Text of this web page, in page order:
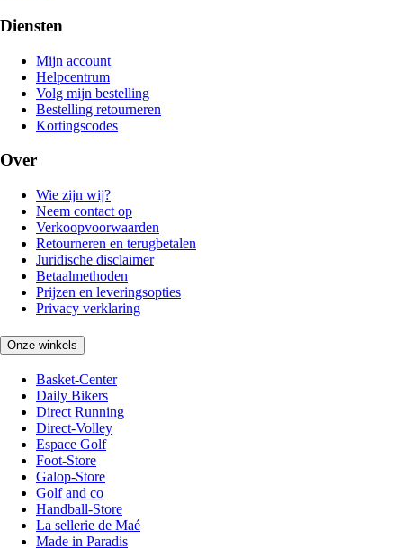
Diensten
Mijn account
Helpcentrum
Volg mijn bestelling
Bestelling retourneren
Kortingscodes
Over
Wie zijn wij?
Neem contact op
Verkoopvoorwaarden
Retourneren en terugbetalen
Juridische disclaimer
Betaalmethoden
Prijzen en leveringsopties
Privacy verklaring
Onze winkels
Basket-Center
Daily Bikers
Direct Running
Direct-Volley
Espace Golf
Foot-Store
Galop-Store
Golf and co
Handball-Store
La sellerie de Maé
Made in Paradis